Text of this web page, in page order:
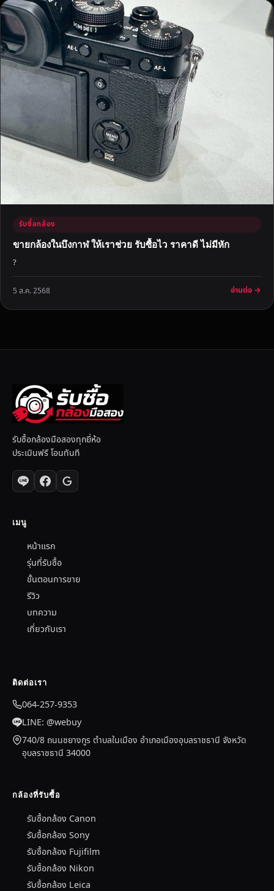
รับซื้อกล้อง
ขายกล้องในบึงกาฬ ให้เราช่วย รับซื้อไว ราคาดี ไม่มีหัก
?
5 ส.ค. 2568 อ่านต่อ →
รับซื้อกล้องมือสองทุกยี่ห้อ
ประเมินฟรี โอนทันที
เมนู
หน้าแรก
รุ่นที่รับซื้อ
ขั้นตอนการขาย
รีวิว
บทความ
เกี่ยวกับเรา
ติดต่อเรา
064-257-9353
LINE: @webuy
740/8 ถนนชยางกูร ตำบลในเมือง อำเภอเมืองอุบลราชธานี จังหวัด
อุบลราชธานี 34000
กล้องที่รับซื้อ
รับซื้อกล้อง Canon
รับซื้อกล้อง Sony
รับซื้อกล้อง Fujifilm
รับซื้อกล้อง Nikon
รับซื้อกล้อง Leica